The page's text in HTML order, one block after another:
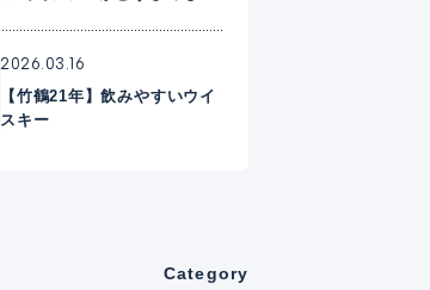
2026.03.16
【竹鶴21年】飲みやすいウイ
スキー
Category